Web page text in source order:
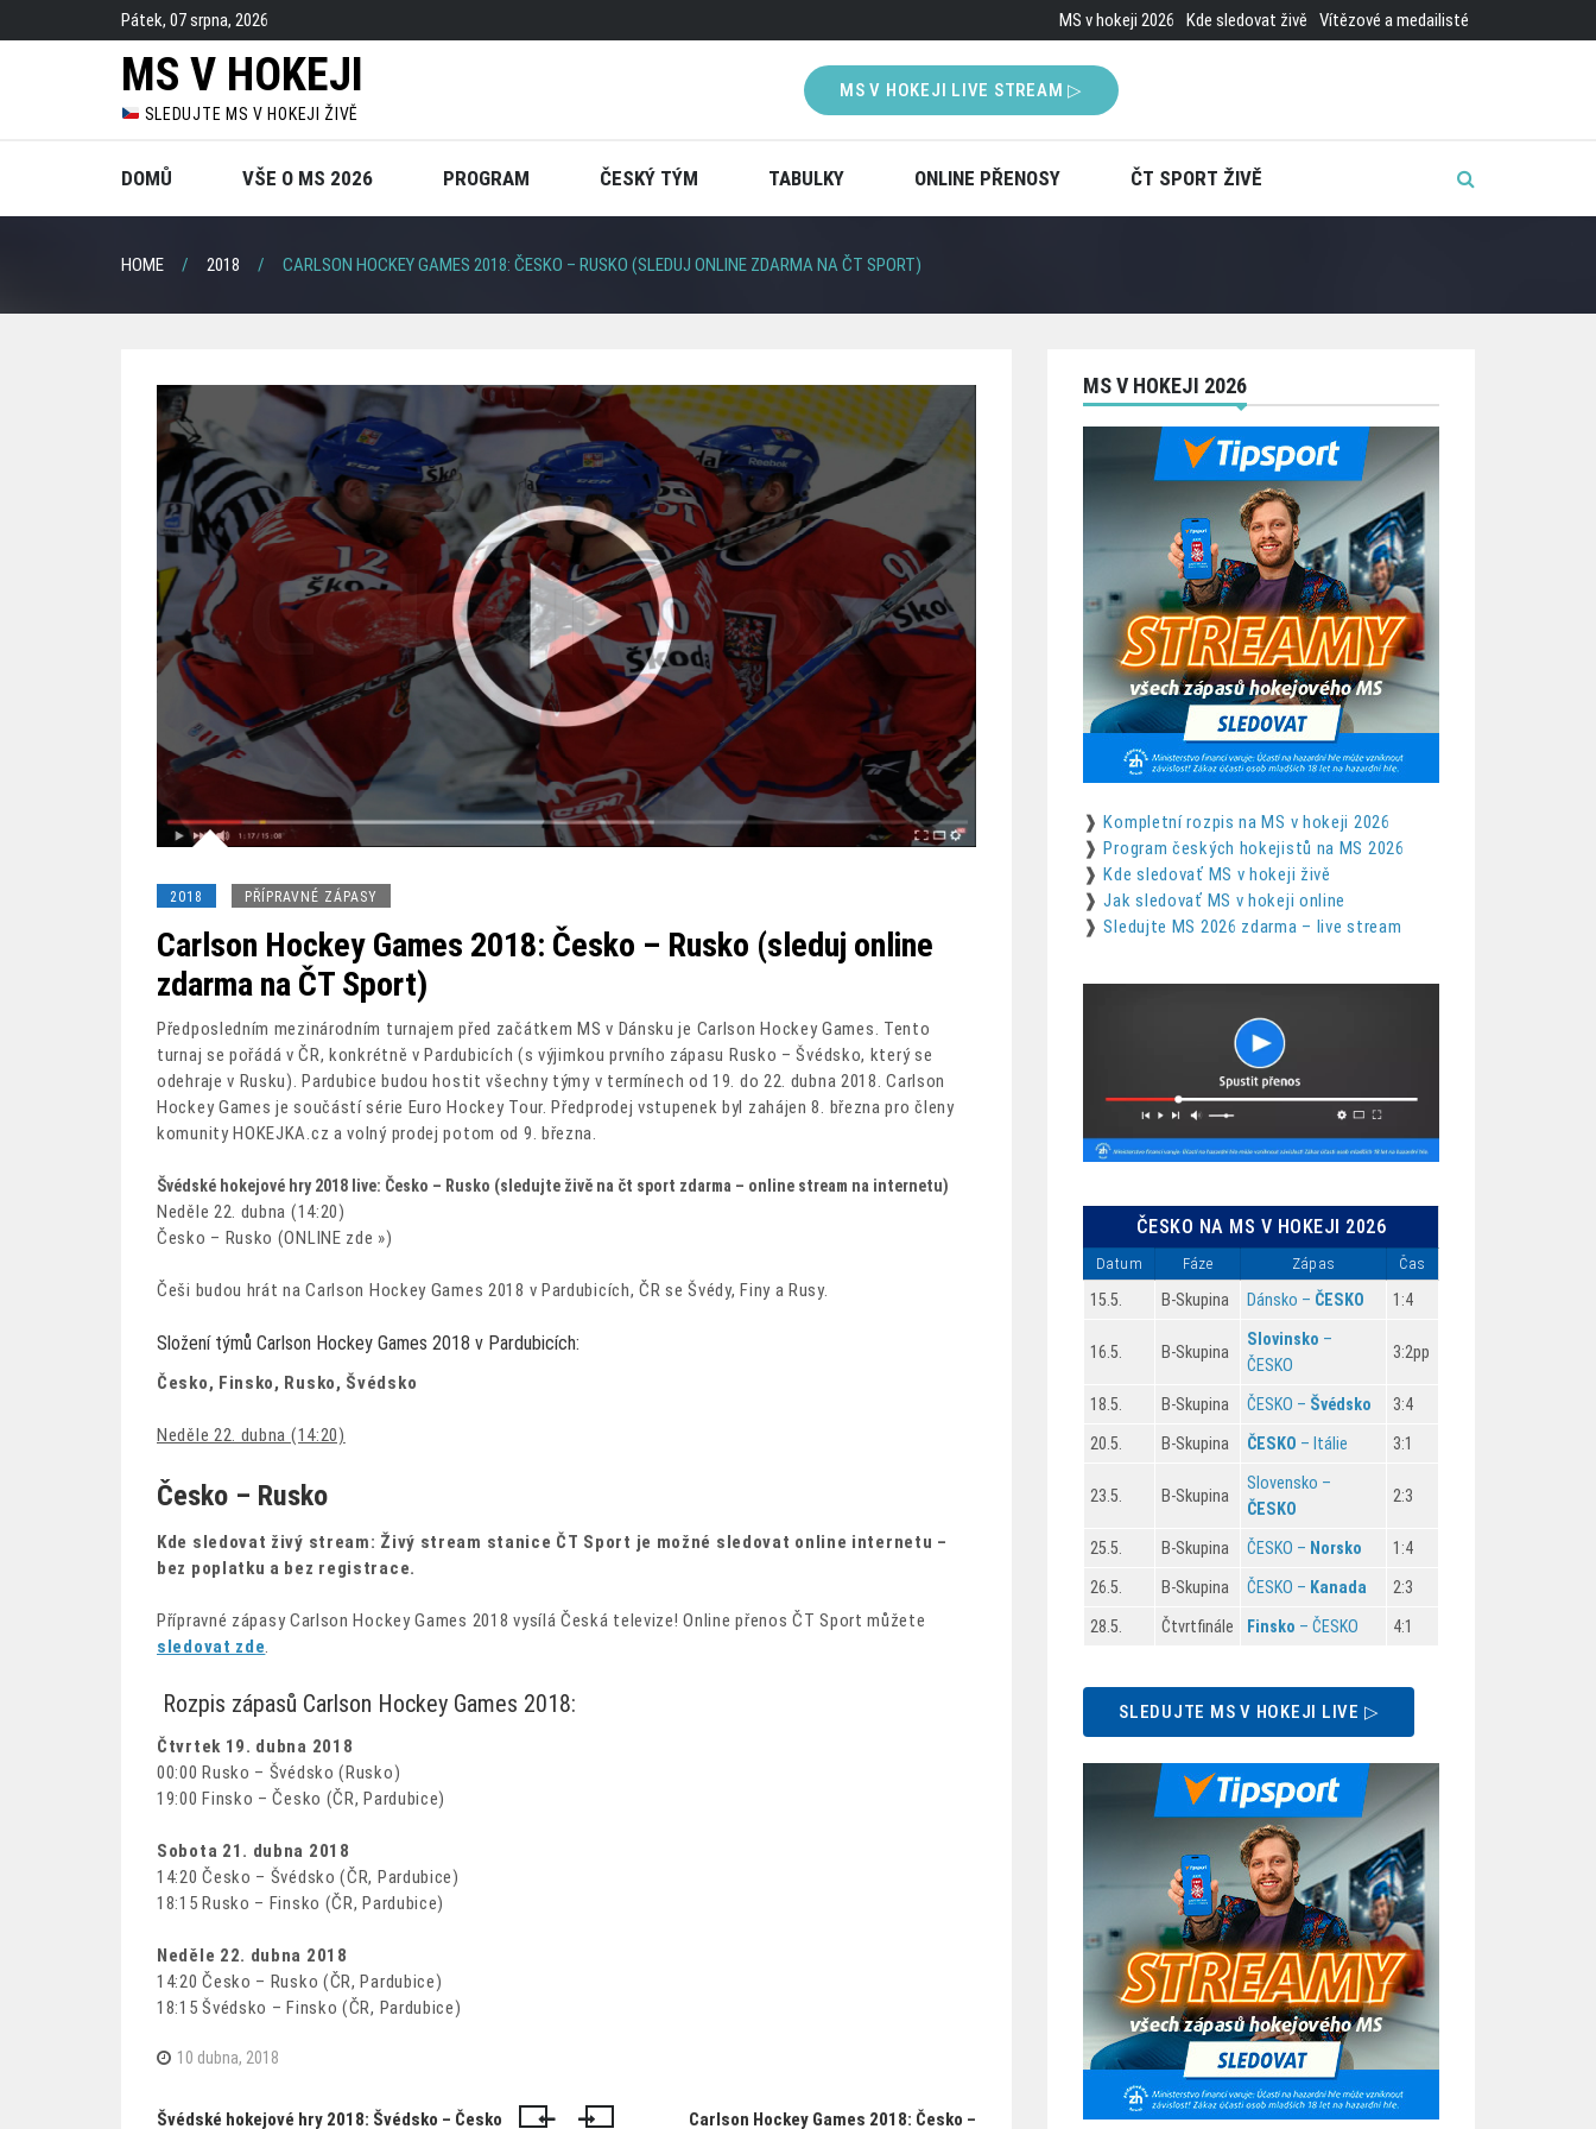
to
Pátek, 07 srpna, 2026 MS v hokeji 2026 Kde sledovat živě Vítězové a medailisté
MS V HOKEJI
SLEDUJTE MS V HOKEJI ŽIVĚ
MS V HOKEJI LIVE STREAM ▷
DOMŮ VŠE O MS 2026 PROGRAM ČESKÝ TÝM TABULKY ONLINE PŘENOSY ČT SPORT ŽIVĚ
HOME 2018 CARLSON HOCKEY GAMES 2018: ČESKO – RUSKO (SLEDUJ ONLINE ZDARMA NA ČT SPORT)
2018 PŘÍPRAVNÉ ZÁPASY
Carlson Hockey Games 2018: Česko – Rusko (sleduj online
zdarma na ČT Sport)
Předposledním mezinárodním turnajem před začátkem MS v Dánsku je Carlson Hockey Games. Tento
turnaj se pořádá v ČR, konkrétně v Pardubicích (s výjimkou prvního zápasu Rusko – Švédsko, který se
odehraje v Rusku). Pardubice budou hostit všechny týmy v termínech od 19. do 22. dubna 2018. Carlson
Hockey Games je součástí série Euro Hockey Tour. Předprodej vstupenek byl zahájen 8. března pro členy
komunity HOKEJKA.cz a volný prodej potom od 9. března.
Švédské hokejové hry 2018 live: Česko – Rusko (sledujte živě na čt sport zdarma – online stream na internetu)
Neděle 22. dubna (14:20)
Česko – Rusko (ONLINE zde »)
Češi budou hrát na Carlson Hockey Games 2018 v Pardubicích, ČR se Švédy, Finy a Rusy.
Složení týmů Carlson Hockey Games 2018 v Pardubicích:
Česko, Finsko, Rusko, Švédsko
Neděle 22. dubna (14:20)
Česko – Rusko
Kde sledovat živý stream: Živý stream stanice ČT Sport je možné sledovat online internetu –
bez poplatku a bez registrace.
Přípravné zápasy Carlson Hockey Games 2018 vysílá Česká televize! Online přenos ČT Sport můžete
sledovat zde.
Rozpis zápasů Carlson Hockey Games 2018:
Čtvrtek 19. dubna 2018
00:00 Rusko – Švédsko (Rusko)
19:00 Finsko – Česko (ČR, Pardubice)
Sobota 21. dubna 2018
14:20 Česko – Švédsko (ČR, Pardubice)
18:15 Rusko – Finsko (ČR, Pardubice)
Neděle 22. dubna 2018
14:20 Česko – Rusko (ČR, Pardubice)
18:15 Švédsko – Finsko (ČR, Pardubice)
10 dubna, 2018
Švédské hokejové hry 2018: Švédsko – Česko Carlson Hockey Games 2018: Česko –
MS V HOKEJI 2026
❱Kompletní rozpis na MS v hokeji 2026
❱Program českých hokejistů na MS 2026
❱Kde sledovať MS v hokeji živě
❱Jak sledovať MS v hokeji online
❱Sledujte MS 2026 zdarma – live stream
ČESKO NA MS V HOKEJI 2026
Datum Fáze Zápas Čas
15.5. B-Skupina Dánsko – ČESKO 1:4
16.5. B-Skupina
Slovinsko –
ČESKO
3:2pp
18.5. B-Skupina ČESKO – Švédsko 3:4
20.5. B-Skupina ČESKO – Itálie 3:1
23.5. B-Skupina
Slovensko –
ČESKO
2:3
25.5. B-Skupina ČESKO – Norsko 1:4
26.5. B-Skupina ČESKO – Kanada 2:3
28.5. Čtvrtfinále Finsko – ČESKO 4:1
SLEDUJTE MS V HOKEJI LIVE ▷